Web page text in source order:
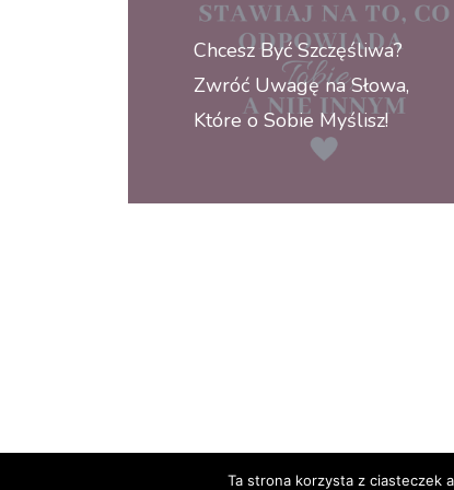
wpisu
Chcesz Być Szczęśliwa?
Zwróć Uwagę na Słowa,
Które o Sobie Myślisz!
Ta strona korzysta z ciasteczek